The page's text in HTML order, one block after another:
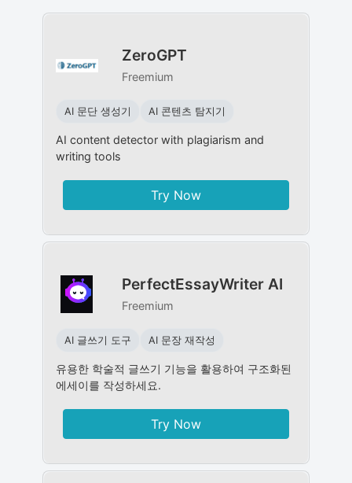
ZeroGPT
Freemium
AI 문단 생성기 AI 콘텐츠 탐지기
AI content detector with plagiarism and
writing tools
Try Now
PerfectEssayWriter AI
Freemium
AI 글쓰기 도구 AI 문장 재작성
유용한 학술적 글쓰기 기능을 활용하여 구조화된
에세이를 작성하세요.
Try Now